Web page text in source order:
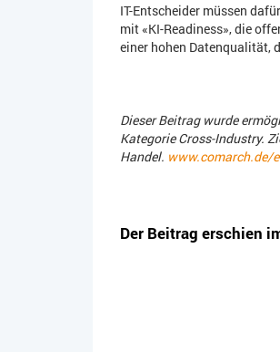
IT-Entscheider müssen
mit «KI-Readiness», die
einer hohen Datenqualität,
Dieser Beitrag wurde
Kategorie Cross-Industry.
Handel. www.comarch.de/
Der Beitrag erschien